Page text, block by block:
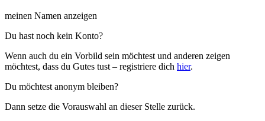
meinen Namen anzeigen
Du hast noch kein Konto?
Wenn auch du ein Vorbild sein möchtest und anderen zeigen
möchtest, dass du Gutes tust – registriere dich hier.
Du möchtest anonym bleiben?
Dann setze die Vorauswahl an dieser Stelle zurück.